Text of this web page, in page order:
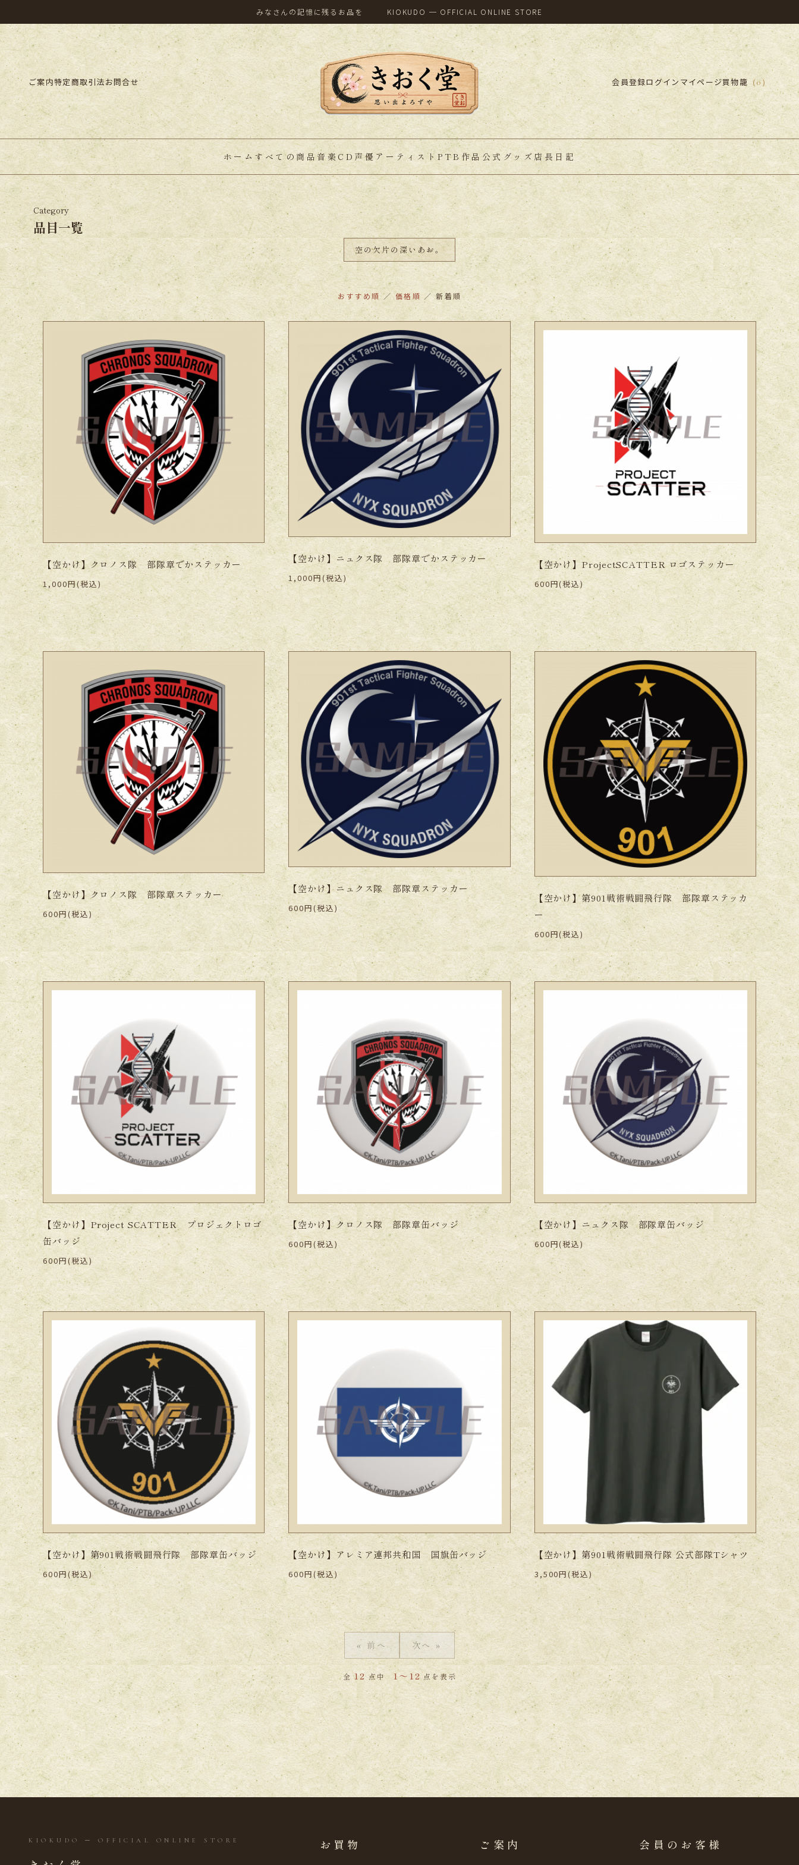
みなさんの記憶に残るお品を KIOKUDO ─ OFFICIAL ONLINE STORE
ご案内特定商取引法お問合せ 会員登録ログインマイページ買物籠（0）
ホーム すべての商品音楽CD声優アーティストPTB作品公式グッズ 店長日記
Category
品目一覧
空の欠片の深いあお。
おすすめ順／価格順 ／ 新着順
【空かけ】クロノス隊 部隊章でかステッカー
1,000円(税込)
【空かけ】ニュクス隊 部隊章でかステッカー
1,000円(税込)
【空かけ】ProjectSCATTER ロゴステッカー
600円(税込)
【空かけ】クロノス隊 部隊章ステッカー
600円(税込)
【空かけ】ニュクス隊 部隊章ステッカー
600円(税込)
【空かけ】第901戦術戦闘飛行隊 部隊章ステッカ
ー
600円(税込)
【空かけ】Project SCATTER プロジェクトロゴ
缶バッジ
600円(税込)
【空かけ】クロノス隊 部隊章缶バッジ
600円(税込)
【空かけ】ニュクス隊 部隊章缶バッジ
600円(税込)
【空かけ】第901戦術戦闘飛行隊 部隊章缶バッジ
600円(税込)
【空かけ】アレミア連邦共和国 国旗缶バッジ
600円(税込)
【空かけ】第901戦術戦闘飛行隊 公式部隊Tシャツ
3,500円(税込)
« 前へ 次へ »
全12点中 1～12点を表示
KIOKUDO ─ OFFICIAL ONLINE STORE お買物 ご案内 会員のお客様